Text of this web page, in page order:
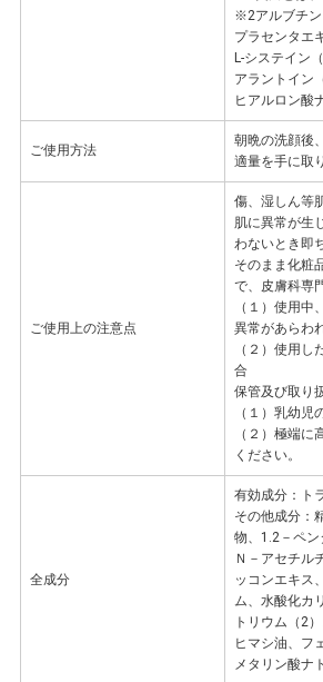
※2アルブチン
プラセンタエ
L-システイン
アラントイン
ヒアルロン酸
ご使用方法
朝晩の洗顔後
適量を手に取
ご使用上の注意点
傷、湿しん等
肌に異常が生
わないとき即
そのまま化粧
で、皮膚科専
（１）使用
異常があらわ
（２）使用
合
保管及び取り
（１）乳幼児
（２）極端
ください。
全成分
有効成分：ト
その他成分：
物、1.2－ペン
Ｎ－アセチル
ッコンエキス
ム、水酸化カ
トリウム（2
ヒマシ油、フ
メタリン酸ナ